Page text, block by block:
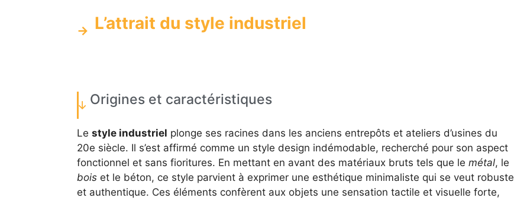
L’attrait du style industriel
Origines et caractéristiques
Le style industriel plonge ses racines dans les anciens entrepôts et ateliers d’usines du
20e siècle. Il s’est affirmé comme un style design indémodable, recherché pour son aspect
fonctionnel et sans fioritures. En mettant en avant des matériaux bruts tels que le métal, le
boiset le béton, ce style parvient à exprimer une esthétique minimaliste qui se veut robuste
et authentique. Ces éléments confèrent aux objets une sensation tactile et visuelle forte,